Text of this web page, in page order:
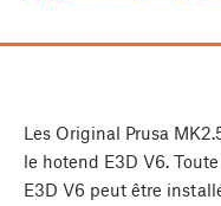
Les Original Prusa
le hotend E3D V6.
E3D V6 peut être